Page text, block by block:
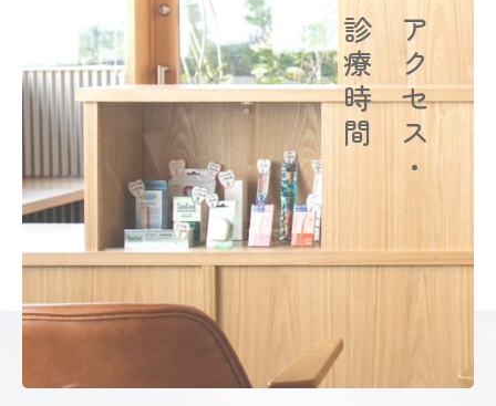
アクセス・
診療時間